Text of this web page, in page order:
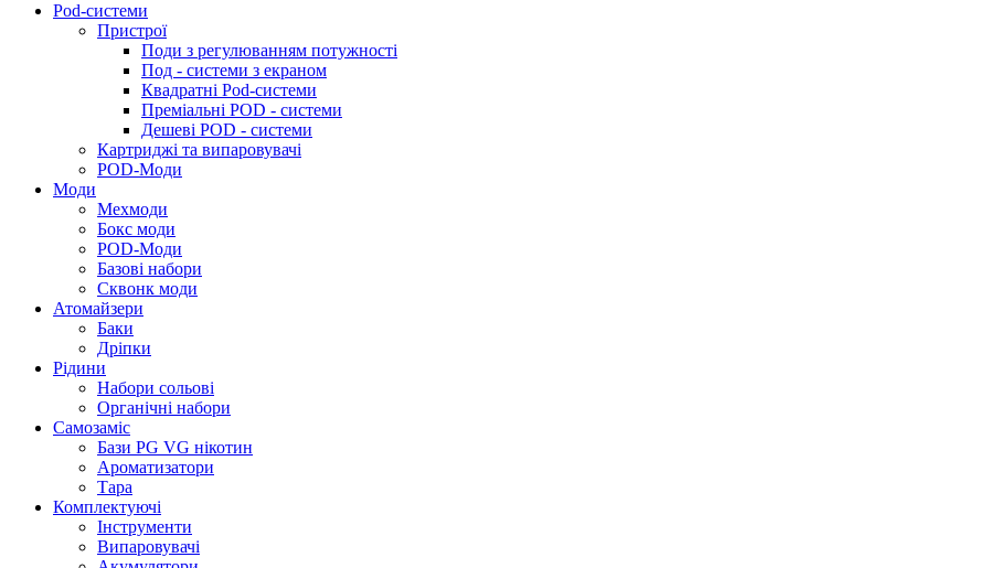
Pod-системи
Пристрої
Поди з регулюванням потужності
Под - системи з екраном
Квадратні Pod-системи
Преміальні POD - системи
Дешеві POD - системи
Картриджі та випаровувачі
POD-Моди
Моди
Мехмоди
Бокс моди
POD-Моди
Базові набори
Сквонк моди
Атомайзери
Баки
Дріпки
Рідини
Набори сольові
Органічні набори
Самозаміс
Бази PG VG нікотин
Ароматизатори
Тара
Комплектуючі
Інструменти
Випаровувачі